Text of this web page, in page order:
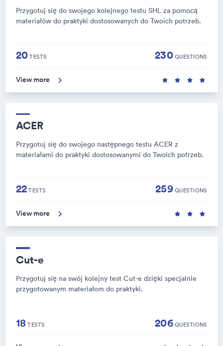
Przygotuj się do swojego kolejnego testu SHL za pomocą
materiałów do praktyki dostosowanych do Twoich potrzeb.
20TESTS 230QUESTIONS
View more
ACER
Przygotuj się do swojego następnego testu ACER z
materiałami do praktyki dostosowanymi do Twoich potrzeb.
22TESTS 259QUESTIONS
View more
Cut-e
Przygotuj się na swój kolejny test Cut-e dzięki specjalnie
przygotowanym materiałom do praktyki.
18 TESTS 206QUESTIONS